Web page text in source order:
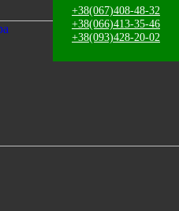
+38(067)408-48-32
+38(066)413-35-46
+38(093)428-20-02